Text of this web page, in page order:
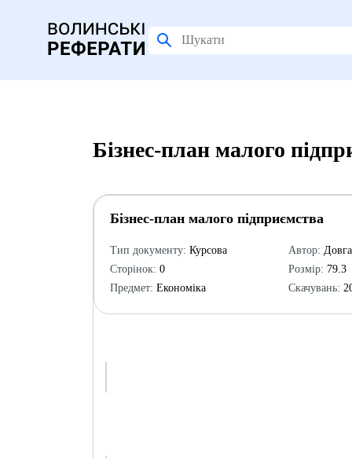
Бізнес-план малого
Бізнес-план малого підприємства
Тип документу: Курсова
Сторінок: 0
Предмет: Економіка
Автор:
Розмір: 79.3
Скачувань: